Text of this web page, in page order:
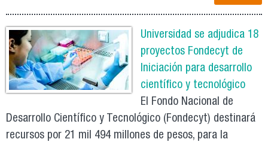
Universidad se adjudica 18
proyectos Fondecyt de
Iniciación para desarrollo
científico y tecnológico
El Fondo Nacional de
Desarrollo Científico y Tecnológico (Fondecyt) destinará
recursos por 21 mil 494 millones de pesos, para la